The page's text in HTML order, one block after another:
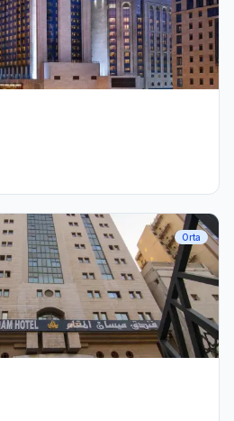
Orta